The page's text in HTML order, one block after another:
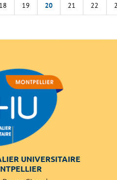
18 19 20 21 22
UNIVERSITAIRE